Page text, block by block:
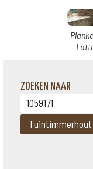
ZOEKEN NAAR